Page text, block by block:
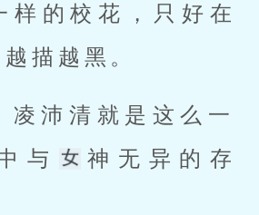
样的校花，只好在
描越黑。
与
神无异的存